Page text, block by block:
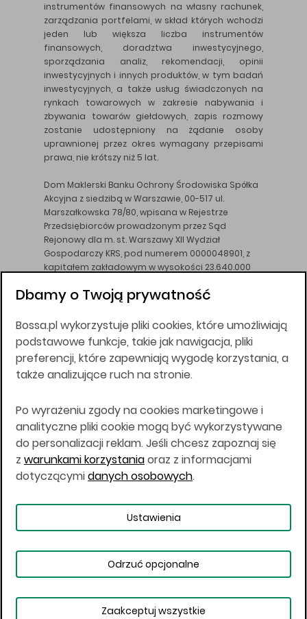
instrumentów finansowych na własny rachunek,
zarządzania portfelami, w skład których wchodzi
jeden lub większa liczba instrumentów
finansowych, doradztwa inwestycyjnego,
sporządzania analiz, rekomendacji, opinii
inwestycyjnych i innych produktów, w tym badań
inwestycyjnych, a także usług świadczonych na
rynkach towarowych w zakresie nabywania i
zbywania towarów giełdowych, zapis rozmowy
zostanie udostępniony na żądanie osoby
uprawnionej przez okres wymagany przepisami
prawa, nie krótszy niż 5 lat.
Dom Maklerski Banku Ochrony Środowiska Spółka
Akcyjna z siedzibą w Warszawie, 00-517 ul.
Marszałkowska 78/80, wpisana w Rejestrze
Przedsiębiorców prowadzonym przez Sąd
Rejonowy dla m. st. Warszawy XII Wydział
Gospodarczy KRS, pod numerem 0000048901, z
kapitałem zakładowym w wysokości 23.640.000
DM BOŚ działa na podstawie zezwolenia KNF z dnia
Wszelkie informacje na niniejszej stronie w tym
informacje o produktach inwestycyjnych nie są
kierowane do osób mających miejsce
zamieszkania lub pobytu w Stanach
Japonii, ani w dowolnej innej jurysdykcji, w której
taki materiał byłby sprzeczny z prawem lub w
których zgodne z prawem nabycie produktów
inwestycyjnych nie jest możliwe lub w której nie
jest możliwe złożenie oferty. Prawa obowiązujące
w danej jurysdykcji określają, czy jest możliwe
nabycie poszczególnych produktów
Copyright © 2026 BOŚ | BOSSA.PL
Warunki korzystania
Dane osobowe
Dbamy o Twoją prywatność
Bossa.pl wykorzystuje pliki cookies, które umożliwiają
podstawowe funkcje, takie jak nawigacja, pliki
preferencji, które zapewniają wygodę korzystania, a
także analizujące ruch na stronie.
Po wyrażeniu zgody na cookies marketingowe i
analityczne pliki cookie mogą być wykorzystywane
do personalizacji reklam. Jeśli chcesz zapoznaj się
z warunkami korzystaniaoraz z informacjami
dotyczącymidanych osobowych.
Ustawienia
Odrzuć opcjonalne
Zaakceptuj wszystkie